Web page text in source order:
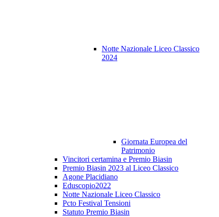
Notte Nazionale Liceo Classico
2024
Giornata Europea del
Patrimonio
Vincitori certamina e Premio Biasin
Premio Biasin 2023 al Liceo Classico
Agone Placidiano
Eduscopio2022
Notte Nazionale Liceo Classico
Pcto Festival Tensioni
Statuto Premio Biasin